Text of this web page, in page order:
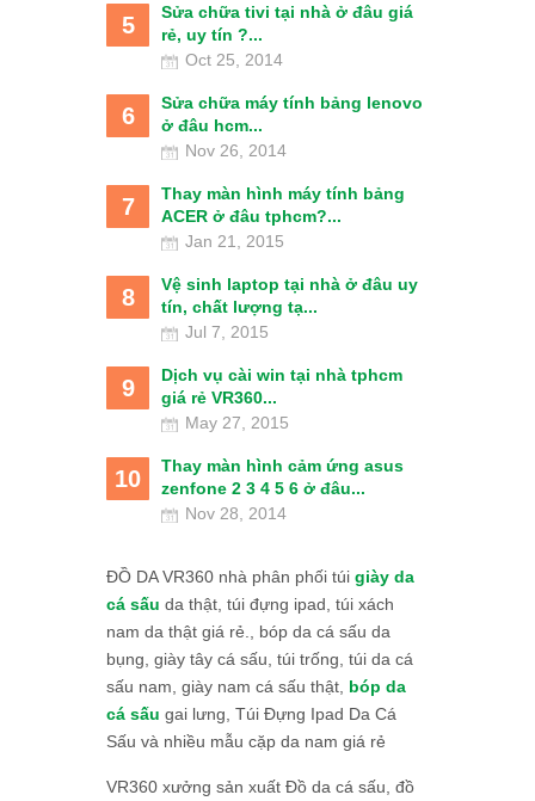
5
Sửa chữa tivi tại nhà ở đâu giá
rẻ, uy tín ?...
Oct 25, 2014
6
Sửa chữa máy tính bảng lenovo
ở đâu hcm...
Nov 26, 2014
7
Thay màn hình máy tính bảng
ACER ở đâu tphcm?...
Jan 21, 2015
8
Vệ sinh laptop tại nhà ở đâu uy
tín, chất lượng tạ...
Jul 7, 2015
9
Dịch vụ cài win tại nhà tphcm
giá rẻ VR360...
May 27, 2015
10
Thay màn hình cảm ứng asus
zenfone 2 3 4 5 6 ở đâu...
Nov 28, 2014
ĐỒ DA VR360 nhà phân phối túi giày da
cá sấu da thật, túi đựng ipad, túi xách
nam da thật giá rẻ., bóp da cá sấu da
bụng, giày tây cá sấu, túi trống, túi da cá
sấu nam, giày nam cá sấu thật, bóp da
cá sấu gai lưng, Túi Đựng Ipad Da Cá
Sấu và nhiều mẫu cặp da nam giá rẻ
VR360 xưởng sản xuất Đồ da cá sấu, đồ